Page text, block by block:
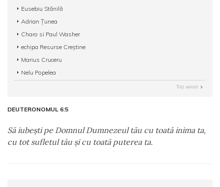
Eusebiu Stănilă
Adrian Țunea
Charo si Paul Washer
echipa Resurse Creștine
Marius Cruceru
Nelu Popelea
Toţi autorii
DEUTERONOMUL 6:5
Să iubeşti pe Domnul Dumnezeul tău cu toată inima ta,
cu tot sufletul tău şi cu toată puterea ta.